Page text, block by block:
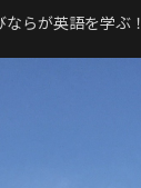
らが英語を学ぶ！